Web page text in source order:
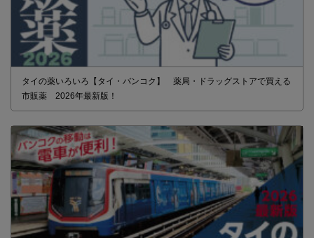
タイの薬いろいろ【タイ・バンコク】 薬局・ドラッグストアで買える
市販薬 2026年最新版！